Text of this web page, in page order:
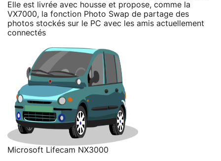
Elle est livrée avec housse et propose, comme la
VX7000, la fonction Photo Swap de partage des
photos stockés sur le PC avec les amis actuellement
connectés
Microsoft Lifecam NX3000